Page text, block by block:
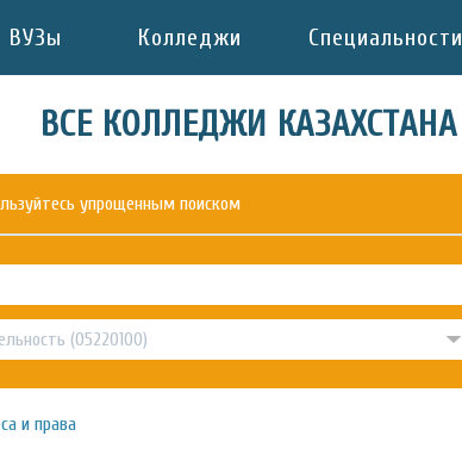
ВУЗы Колледжи Специальности
ВСЕ КОЛЛЕДЖИ КАЗАХСТАНА
упрощенным поиском
и права